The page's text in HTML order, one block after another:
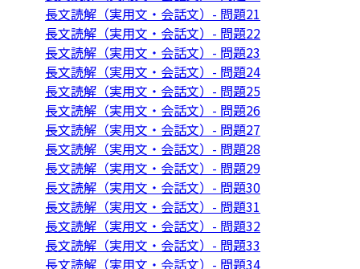
長文読解（実用文・会話文）- 問題21
長文読解（実用文・会話文）- 問題22
長文読解（実用文・会話文）- 問題23
長文読解（実用文・会話文）- 問題24
長文読解（実用文・会話文）- 問題25
長文読解（実用文・会話文）- 問題26
長文読解（実用文・会話文）- 問題27
長文読解（実用文・会話文）- 問題28
長文読解（実用文・会話文）- 問題29
長文読解（実用文・会話文）- 問題30
長文読解（実用文・会話文）- 問題31
長文読解（実用文・会話文）- 問題32
長文読解（実用文・会話文）- 問題33
長文読解（実用文・会話文）- 問題34